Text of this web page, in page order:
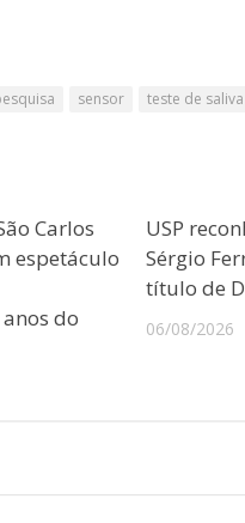
sensor teste de saliva
Carlos
espetáculo
do
USP
Sérgio
título de
06/08/2026